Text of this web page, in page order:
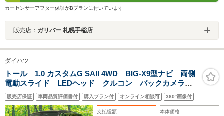
カーセンサーアフター保証がBプランに付いています
販売店： ガリバー 札幌手稲店
ダイハツ
トール 1.0 カスタムG SAII 4WD BIG-X9型ナビ 両側
電動スライド LEDヘッド クルコン バックカメラ
ETC Bluetooth CD/DVD ドラレコ オートエアコ
ン スマートキー 盗難防止装置 アイドリングストッ
プ
販売店保証 車両品質評価書付 購入プラン付 オンライン相談可 360°画像付
支払総額 本体価格